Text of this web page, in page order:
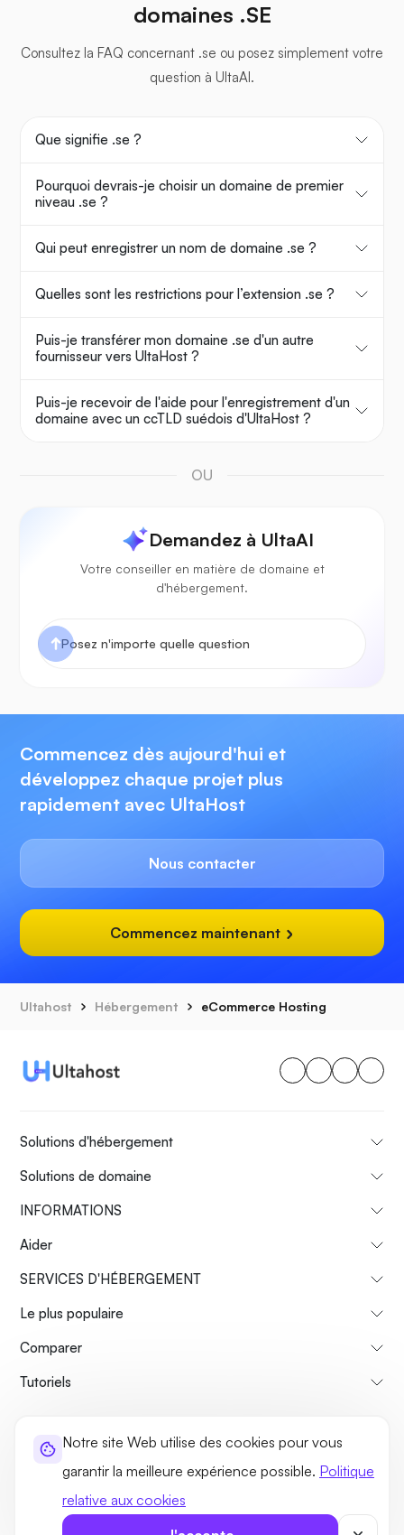
Notre site Web utilise des cookies pour vous
garantir la meilleure expérience possible. Politique
relative aux cookies
domaines .SE
Consultez la FAQ concernant .se ou posez simplement votre
question à UltaAI.
Que signifie .se ?
Pourquoi devrais-je choisir un domaine de premier
niveau .se ?
Qui peut enregistrer un nom de domaine .se ?
Quelles sont les restrictions pour l’extension .se ?
Puis-je transférer mon domaine .se d'un autre
fournisseur vers UltaHost ?
Puis-je recevoir de l'aide pour l'enregistrement d'un
domaine avec un ccTLD suédois d'UltaHost ?
OU
Demandez à UltaAI
Votre conseiller en matière de domaine et
d'hébergement.
Commencez dès aujourd'hui et
développez chaque projet plus
rapidement avec UltaHost
Nous contacter
Commencez maintenant
Ultahost Hébergement eCommerce Hosting
Solutions d'hébergement
Solutions de domaine
INFORMATIONS
Aider
SERVICES D'HÉBERGEMENT
Le plus populaire
Comparer
Tutoriels
À propos de nous Politique de remboursement
Termes et conditions
Plan du site
©2026 UltaHost - Tous les droits sont réservés